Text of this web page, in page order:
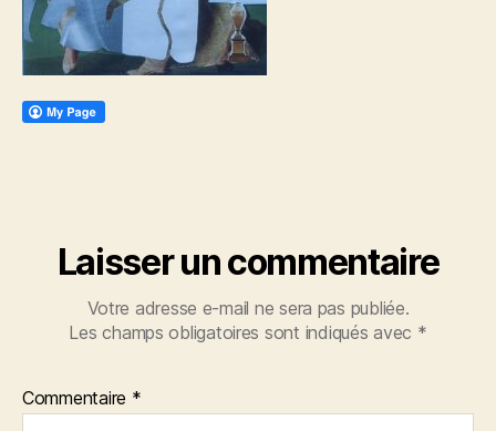
Laisser un commentaire
Votre adresse e-mail ne sera pas publiée.
Les champs obligatoires sont indiqués avec *
Commentaire *